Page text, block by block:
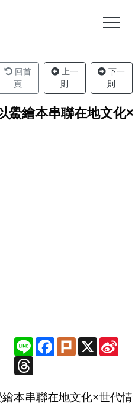
回首
頁
上一
則
下一
則
鱟繪本串聯在地文化×
Line Facebook
Plurk X
本串聯在地文化×世代情